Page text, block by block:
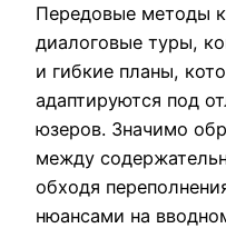
Передовые методы
диалоговые туры,
и гибкие планы,
адаптируются под
юзеров. Значимо
между
обходя
нюансами на